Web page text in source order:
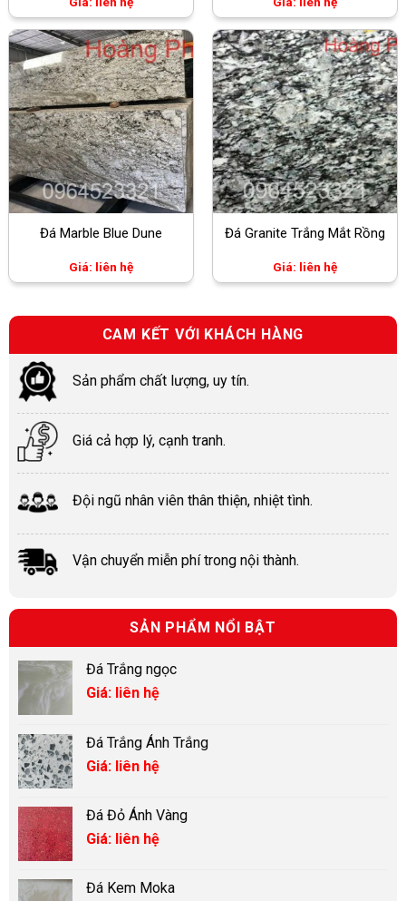
Đá Marble Blue Dune
Giá: liên hệ
Đá Granite Trắng Mắt Rồng
Giá: liên hệ
CAM KẾT VỚI KHÁCH HÀNG
Sản phẩm chất lượng, uy tín.
Giá cả hợp lý, cạnh tranh.
Đội ngũ nhân viên thân thiện, nhiệt tình.
Vận chuyển miễn phí trong nội thành.
SẢN PHẨM NỔI BẬT
Đá Trắng ngọc
Giá: liên hệ
Đá Trắng Ánh Trắng
Giá: liên hệ
Đá Đỏ Ánh Vàng
Giá: liên hệ
Đá Kem Moka